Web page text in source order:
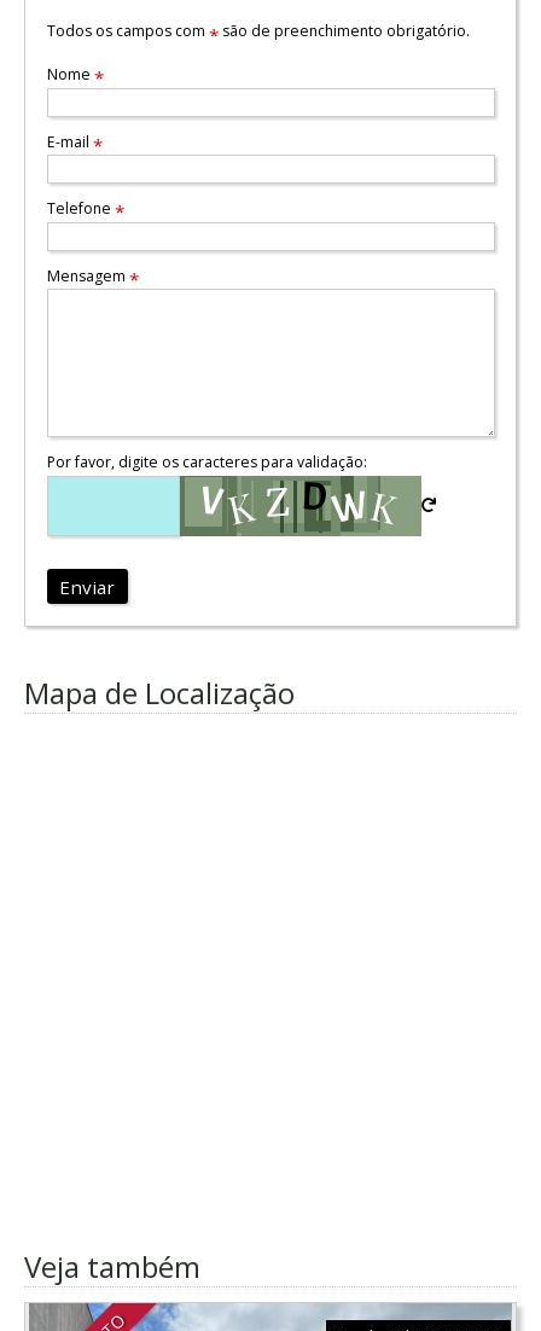
Todos os campos com *são de preenchimento obrigatório.
Nome *
E-mail *
Telefone *
Mensagem *
Por favor, digite os caracteres para validação:
Enviar
Mapa de Localização
Veja também